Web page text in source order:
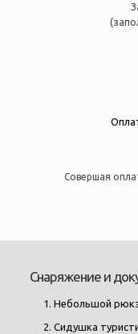
Совершая
Снаряжение и
Небольшой
Сидушка